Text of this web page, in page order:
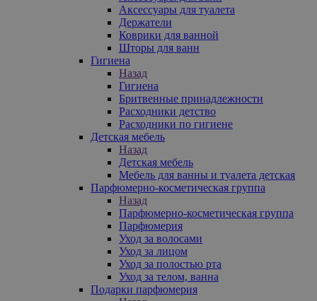
Аксессуары для туалета
Держатели
Коврики для ванной
Шторы для ванн
Гигиена
Назад
Гигиена
Бритвенные принадлежности
Расходники детство
Расходники по гигиене
Детская мебель
Назад
Детская мебель
Мебель для ванны и туалета детская
Парфюмерно-косметическая группа
Назад
Парфюмерно-косметическая группа
Парфюмерия
Уход за волосами
Уход за лицом
Уход за полостью рта
Уход за телом, ванна
Подарки парфюмерия